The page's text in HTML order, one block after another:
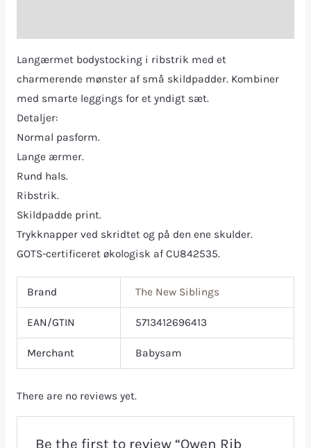
Langærmet bodystocking i ribstrik med et
charmerende mønster af små skildpadder. Kombiner
med smarte leggings for et yndigt sæt.
Detaljer:
Normal pasform.
Lange ærmer.
Rund hals.
Ribstrik.
Skildpadde print.
Trykknapper ved skridtet og på den ene skulder.
GOTS-certificeret økologisk af CU842535.
Brand The New Siblings
EAN/GTIN 5713412696413
Merchant Babysam
There are no reviews yet.
Be the first to review “Owen Rib